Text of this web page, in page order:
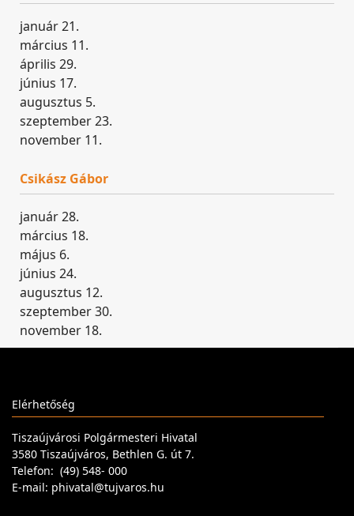
január 21.
március 11.
április 29.
június 17.
augusztus 5.
szeptember 23.
november 11.
Csikász Gábor
január 28.
március 18.
május 6.
június 24.
augusztus 12.
szeptember 30.
november 18.
Elérhetőség
Tiszaújvárosi Polgármesteri Hivatal
3580 Tiszaújváros, Bethlen G. út 7.
Telefon: (49) 548- 000
E-mail: phivatal@tujvaros.hu